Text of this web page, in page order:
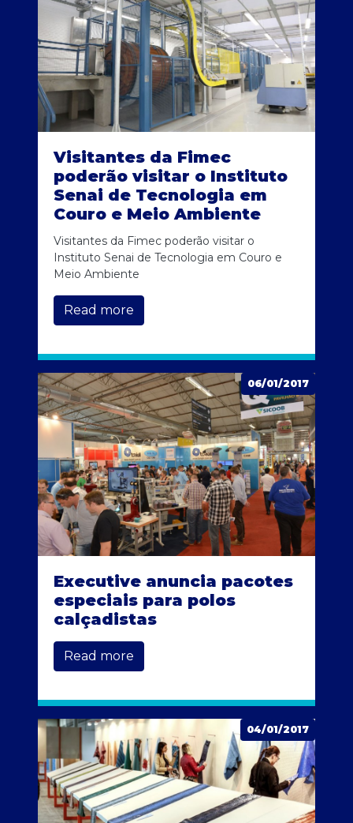
Visitantes da Fimec
poderão visitar o Instituto
Senai de Tecnologia em
Couro e Meio Ambiente
Visitantes da Fimec poderão visitar o
Instituto Senai de Tecnologia em Couro e
Meio Ambiente
Read more
06/01/2017
Executive anuncia pacotes
especiais para polos
calçadistas
Read more
04/01/2017